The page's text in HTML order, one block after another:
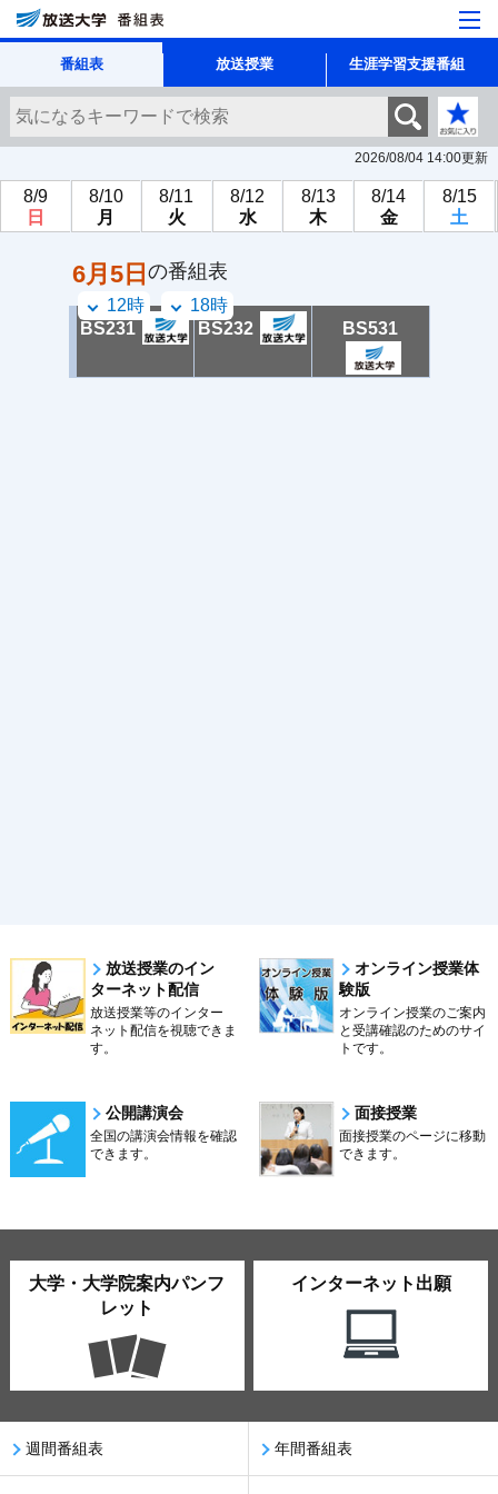
番組表 放送授業 生涯学習支援番組
2026/08/04 14:00更新
8/9
日
8/10
月
8/11
火
8/12
水
8/13
木
8/14
金
8/15
土
6月5日 の番組表
12時
18時
BS231
BS232 BS531
放送授業のイン
ターネット配信
放送授業等のインター
ネット配信を視聴できま
す。
オンライン授業体
験版
オンライン授業のご案内
と受講確認のためのサイ
トです。
公開講演会
全国の講演会情報を確認
できます。
面接授業
面接授業のページに移動
できます。
大学・大学院案内パンフ
レット
インターネット出願
週間番組表 年間番組表